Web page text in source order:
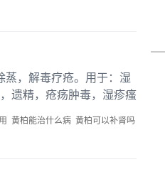
蒸，解毒疗疮。用于：湿
遗精，疮疡肿毒，湿疹瘙
黄柏能治什么病 黄柏可以补肾吗